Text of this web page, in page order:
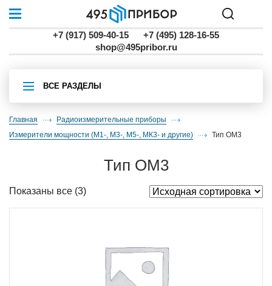
+7 (917) 509-40-15
+7 (495) 128-16-55
shop@495pribor.ru
ВСЕ РАЗДЕЛЫ
Главная
Радиоизмерительные приборы
измерители мощности (М1-, М3-, М5-, МК3- и другие)
тип ОМ3
тип ОМ3
Показаны все (3)